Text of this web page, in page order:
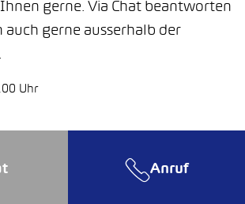
gerne. Via Chat beantworten
auch gerne ausserhalb der
Uhr
Anruf